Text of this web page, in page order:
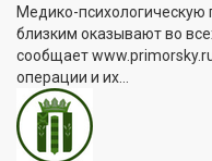
Медико-
близким оказывают во
сообщает
операции и их...